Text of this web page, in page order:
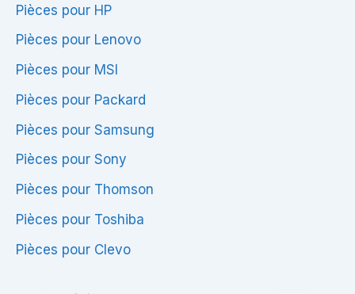
Pièces pour HP
Pièces pour Lenovo
Pièces pour MSI
Pièces pour Packard
Pièces pour Samsung
Pièces pour Sony
Pièces pour Thomson
Pièces pour Toshiba
Pièces pour Clevo